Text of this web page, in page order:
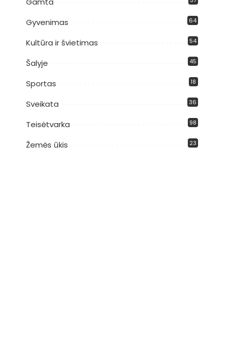
Gyvenimas 64
Kultūra ir švietimas 54
Šalyje 45
Sportas 18
Sveikata 36
Teisėtvarka 98
Žemės ūkis 23